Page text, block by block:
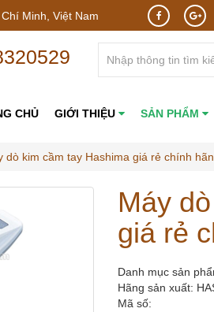
Minh, Việt Nam
CHỦ GIỚI THIỆU SẢN PHẨM
dò kim cầm tay Hashima giá rẻ chính
Máy
giá rẻ
Danh mục sản
Hãng sản xuất:
Mã số: